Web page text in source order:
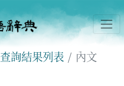
查詢結果列表 內文